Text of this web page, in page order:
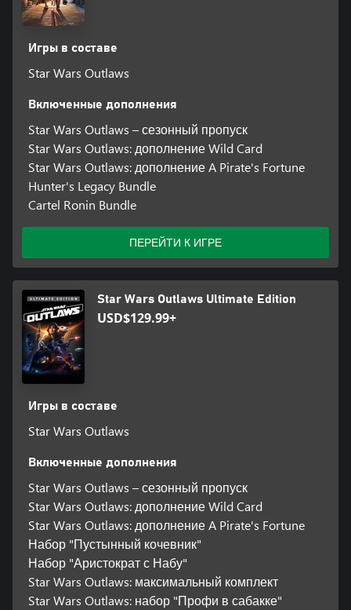
Игры в составе
Star Wars Outlaws
Включенные дополнения
Star Wars Outlaws – сезонный пропуск
Star Wars Outlaws: дополнение Wild Card
Star Wars Outlaws: дополнение A Pirate's Fortune
Hunter's Legacy Bundle
Cartel Ronin Bundle
ПЕРЕЙТИ К ИГРЕ
Star Wars Outlaws Ultimate Edition
USD$129.99+
Игры в составе
Star Wars Outlaws
Включенные дополнения
Star Wars Outlaws – сезонный пропуск
Star Wars Outlaws: дополнение Wild Card
Star Wars Outlaws: дополнение A Pirate's Fortune
Набор "Пустынный кочевник"
Набор "Аристократ с Набу"
Star Wars Outlaws: максимальный комплект
Star Wars Outlaws: набор "Профи в сабакке"